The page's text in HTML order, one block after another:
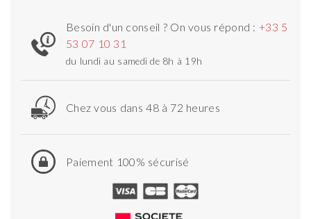
Besoin d'un conseil ? On vous répond : +33 5
53 07 10 31
du lundi au samedi de 8h à 19h
Chez vous dans 48 à 72 heures
Paiement 100% sécurisé